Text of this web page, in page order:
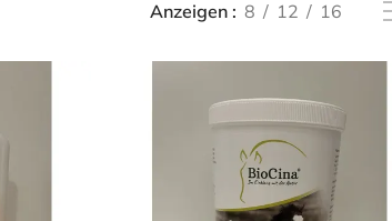
Anzeigen 8 12 16